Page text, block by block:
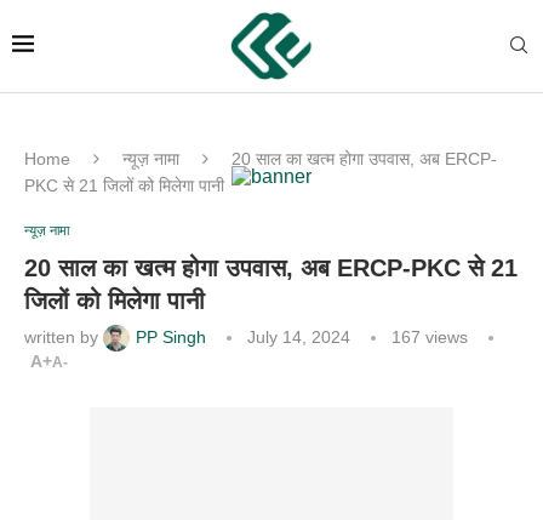
Home न्यूज़ नामा
20 साल का खत्म होगा उपवास, अब ERCP-
PKC से 21 जिलों को मिलेगा पानी
न्यूज़ नामा
20 साल का खत्म होगा उपवास, अब ERCP-PKC से 21
जिलों को मिलेगा पानी
written by PP Singh July 14, 2024 167 views
A+A-